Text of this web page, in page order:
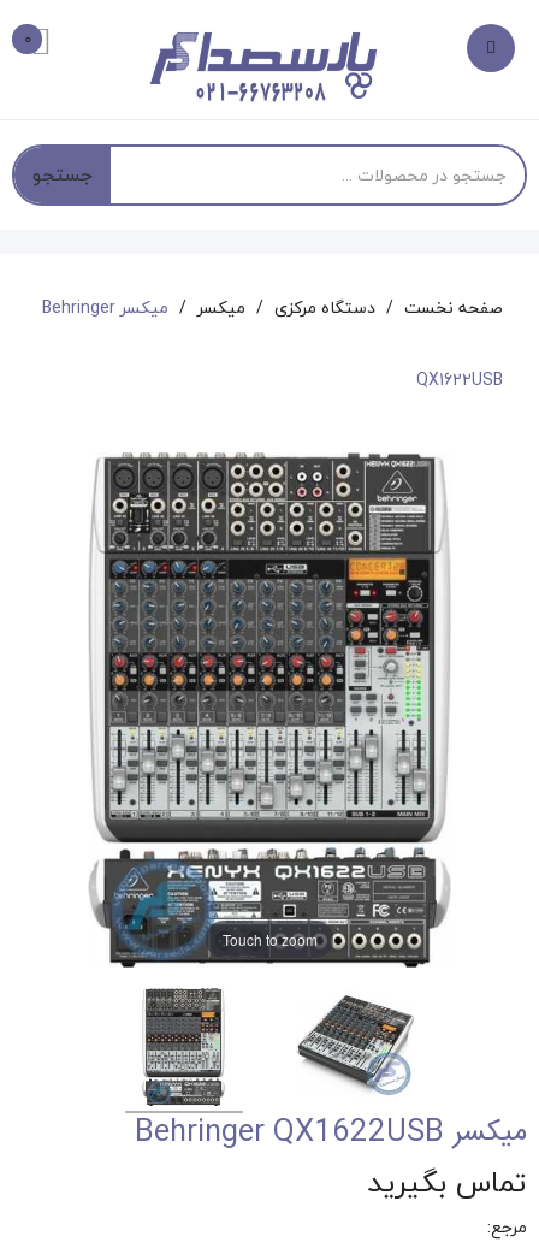
0
جستجو
صفحه نخست دستگاه مرکزی میکسر میکسر Behringer
QX1622USB
Touch to zoom
میکسر Behringer QX1622USB
تماس بگیرید
مرجع: